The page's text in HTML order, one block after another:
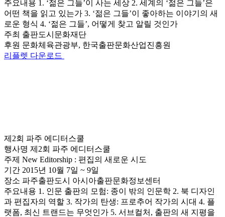
주요내용 1. ‘젊은 그들’이 사는 세상 2. 세계의 ‘젊은 그들’은
어떤 책을 읽고 있는가 3. ‘젊은 그들’이 좋아하는 이야기의 새
로운 형식 4. ‘젊은 그들’, 어떻게 찾고 알릴 것인가
주최 출판도시문화재단
후원 문화체육관광부, 한국출판문화산업진흥원
리플렛 다운로드
제2회 파주 에디터스쿨
행사명 제2회 파주 에디터스쿨
주제 New Editorship : 편집의 새로운 시도
기간 2015년 10월 7일 ~ 9일
장소 파주출판도시 아시아출판문화정보센터
주요내용 1. 인문 출판의 모험: 종이 밖의 인문학 2. 북 디자인
과 편집자의 역할 3. 작가의 탄생: 프로추어 작가의 시대 4. 플
랫폼, 최신 트랜드는 무엇인가 5. 서브컬처, 출판의 새 지평을